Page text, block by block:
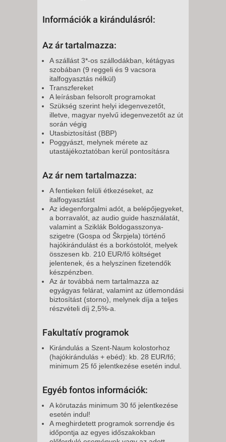
Információk a kirándulásról:
Az ár tartalmazza:
A szállást 3*-os szállodákban, kétágyas
szobában (9 reggeli és 9 vacsora
italfogyasztás nélkül)
Transzfereket
A leírásban felsorolt programokat
Szükség szerint helyi idegenvezetőt,
illetve, magyar nyelvű idegenvezetőt az út
során végig
Utasbiztosítást (BBP)
Poggyászt, melynek mérete az
utastájékoztatóban kerül pontosításra
Az ár nem tartalmazza:
A fentieken felüli étkezéseket, az
italfogyasztást
Az idegenforgalmi adót, a belépőjegyeket,
a borravalót, az audio guide használatát,
valamint a Sziklák Boldogasszonya-
szigetre (Gospa od Škrpjela) történő
hajókirándulást és a borkóstolót, melyek
összesen kb. 210 EUR/fő költséget
jelentenek, és a helyszínen fizetendők
készpénzben.
Az ár továbbá nem tartalmazza az
egyágyas felárat, valamint az útlemondási
biztosítást (storno), melynek díja a teljes
részvételi díj 2,5%-a.
Fakultatív programok
Kirándulás a Szent-Naum kolostorhoz
(hajókirándulás + ebéd): kb. 28 EUR/fő;
minimum 25 fő jelentkezése esetén indul.
Egyéb fontos információk:
A körutazás minimum 30 fő jelentkezése
esetén indul!
A meghirdetett programok sorrendje és
időpontja az egyes időszakokban